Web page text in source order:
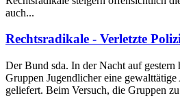
auch...
Rechtsradikale - Verletzte
Der Bund sda. In der Nacht auf gestern
Gruppen Jugendlicher eine gewalttätige
geliefert. Beim Versuch, die Gruppen